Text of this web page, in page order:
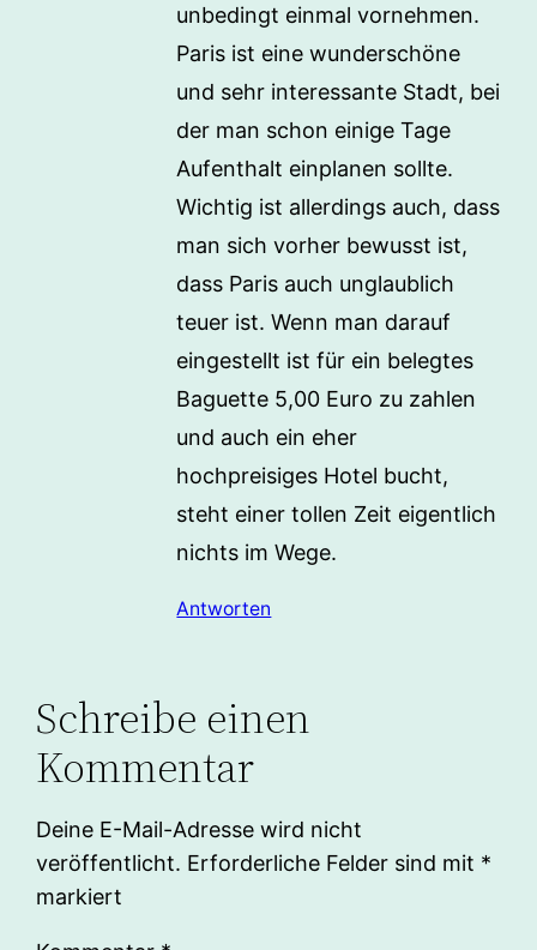
unbedingt einmal vornehmen.
Paris ist eine wunderschöne
und sehr interessante Stadt, bei
der man schon einige Tage
Aufenthalt einplanen sollte.
Wichtig ist allerdings auch, dass
man sich vorher bewusst ist,
dass Paris auch unglaublich
teuer ist. Wenn man darauf
eingestellt ist für ein belegtes
Baguette 5,00 Euro zu zahlen
und auch ein eher
hochpreisiges Hotel bucht,
steht einer tollen Zeit eigentlich
nichts im Wege.
Antworten
Schreibe einen
Kommentar
Deine E-Mail-Adresse wird nicht
veröffentlicht. Erforderliche Felder sind mit *
markiert